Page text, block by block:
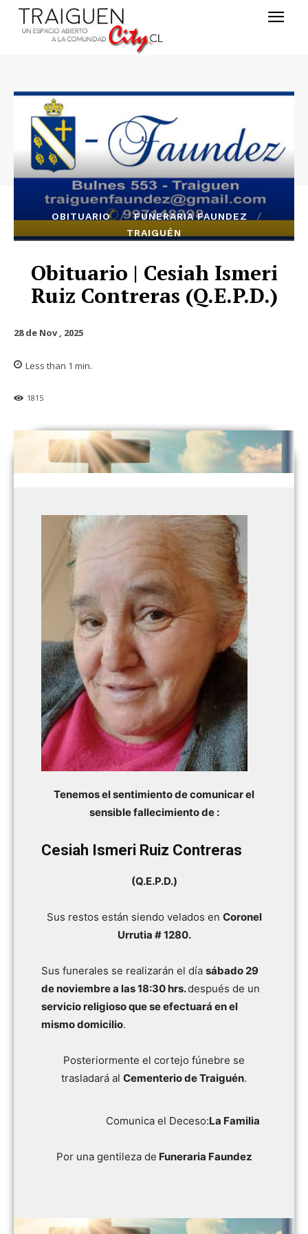
OBITUARIO
FUNERARIA FAUNDEZ
TRAIGUÉN
Obituario | Cesiah Ismeri
Ruiz Contreras (Q.E.P.D.)
28 de Nov , 2025
Less than 1 min.
1815
Tenemos el sentimiento de comunicar el
sensible fallecimiento de :
Cesiah Ismeri Ruiz Contreras
(Q.E.P.D.)
Sus restos están siendo velados en Coronel
Urrutia # 1280.
Sus funerales se realizarán el día sábado 29
de noviembre a las 18:30 hrs.después de un
servicio religioso que se efectuará en el
mismo domicilio.
Posteriormente el cortejo fúnebre se
trasladará al Cementerio de Traiguén.
Comunica el Deceso:La Familia
Por una gentileza de Funeraria Faundez